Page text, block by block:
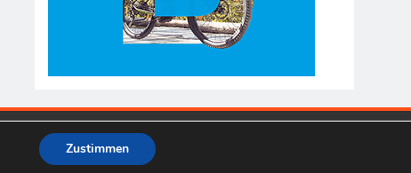
Zustimmen